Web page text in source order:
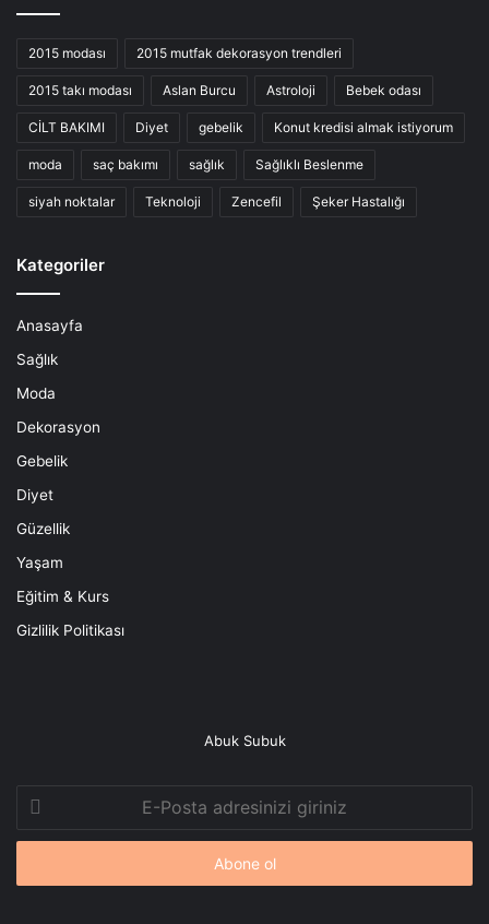
2015 modası 2015 mutfak dekorasyon trendleri
2015 takı modası Aslan Burcu Astroloji Bebek odası
CİLT BAKIMI Diyet gebelik Konut kredisi almak istiyorum
moda saç bakımı sağlık Sağlıklı Beslenme
siyah noktalar Teknoloji Zencefil Şeker Hastalığı
Kategoriler
Anasayfa
Sağlık
Moda
Dekorasyon
Gebelik
Diyet
Güzellik
Yaşam
Eğitim & Kurs
Gizlilik Politikası
Abuk Subuk
Posta
adresinizi